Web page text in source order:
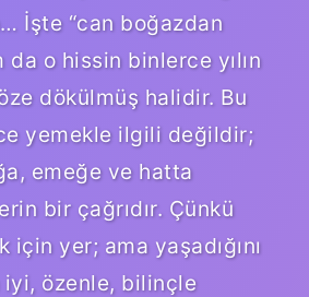
İşte “can boğazdan
da o hissin binlerce yılın
dökülmüş halidir. Bu
yemekle ilgili değildir;
emeğe ve hatta
bir çağrıdır. Çünkü
için yer; ama yaşadığını
özenle, bilinçle